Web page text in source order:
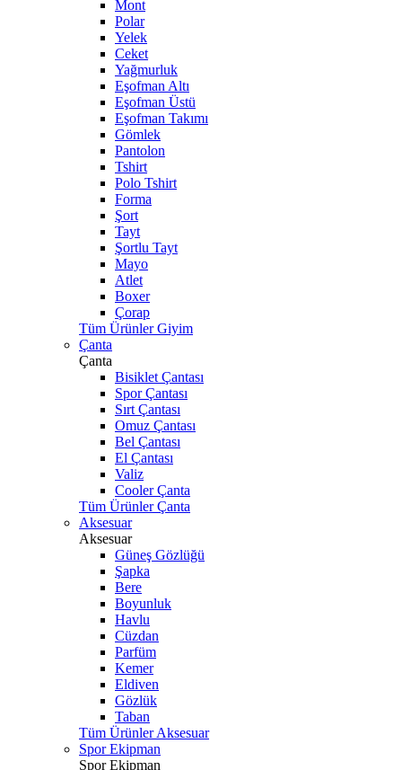
Mont
Polar
Yelek
Ceket
Yağmurluk
Eşofman Altı
Eşofman Üstü
Eşofman Takımı
Gömlek
Pantolon
Tshirt
Polo Tshirt
Forma
Şort
Tayt
Şortlu Tayt
Mayo
Atlet
Boxer
Çorap
Tüm Ürünler Giyim
Çanta
Çanta
Bisiklet Çantası
Spor Çantası
Sırt Çantası
Omuz Çantası
Bel Çantası
El Çantası
Valiz
Cooler Çanta
Tüm Ürünler Çanta
Aksesuar
Aksesuar
Güneş Gözlüğü
Şapka
Bere
Boyunluk
Havlu
Cüzdan
Parfüm
Kemer
Eldiven
Gözlük
Taban
Tüm Ürünler Aksesuar
Spor Ekipman
Spor Ekipman